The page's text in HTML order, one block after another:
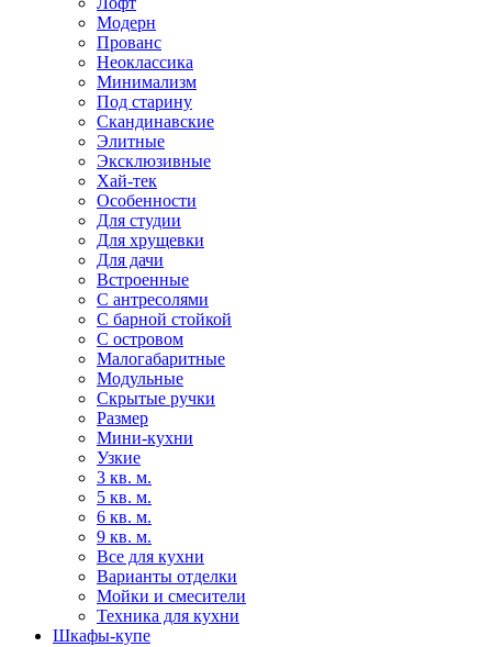
Модерн
Прованс
Неоклассика
Минимализм
Под старину
Скандинавские
Элитные
Эксклюзивные
Хай-тек
Особенности
Для студии
Для хрущевки
Для дачи
Встроенные
С антресолями
С барной стойкой
С островом
Малогабаритные
Модульные
Скрытые ручки
Размер
Мини-кухни
Узкие
3 кв. м.
5 кв. м.
6 кв. м.
9 кв. м.
Все для кухни
Варианты отделки
Мойки и смесители
Техника для кухни
Шкафы-купе